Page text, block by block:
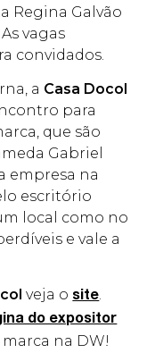
Regina Galvão
vagas
convidados.
a Casa Docol
para
que são
Gabriel
empresa na
escritório
local como no
e vale a
veja o site.
do expositor
marca na DW!